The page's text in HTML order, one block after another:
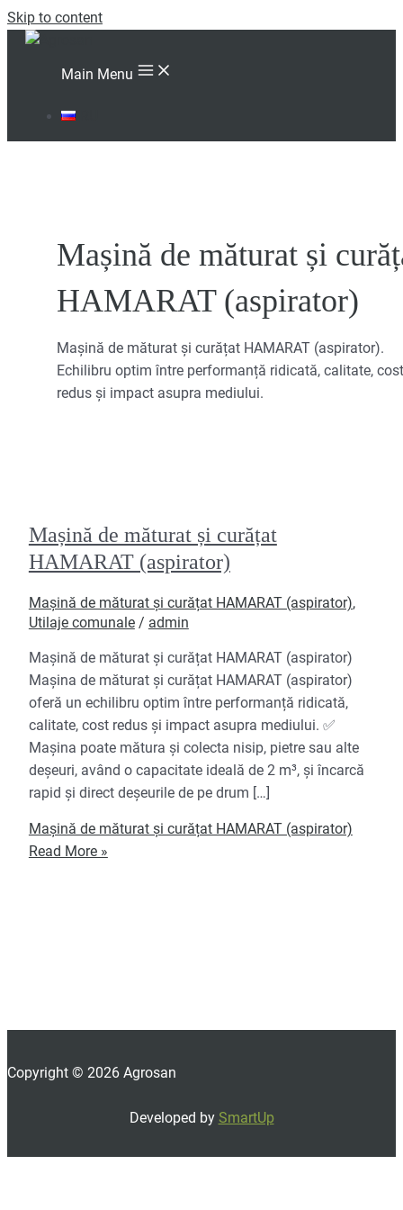
Skip to content
Main Menu
Mașină de măturat și
HAMARAT (aspirator)
Mașină de măturat și curățat HAMARAT (aspirator).
Echilibru optim între performanță ridicată, calitate, cost
redus și impact asupra mediului.
Mașină de măturat și curățat
HAMARAT (aspirator)
Mașină de măturat și curățat HAMARAT (aspirator),
Utilaje comunale/ admin
Mașină de măturat și curățat HAMARAT (aspirator)
Mașina de măturat și curățat HAMARAT (aspirator)
oferă un echilibru optim între performanță ridicată,
calitate, cost redus și impact asupra mediului. ✅
Mașina poate mătura și colecta nisip, pietre sau alte
deșeuri, având o capacitate ideală de 2 m³, și încarcă
rapid și direct deșeurile de pe drum […]
Mașină de măturat și curățat HAMARAT (aspirator)
Read More »
Copyright © 2026 Agrosan
Developed by SmartUp